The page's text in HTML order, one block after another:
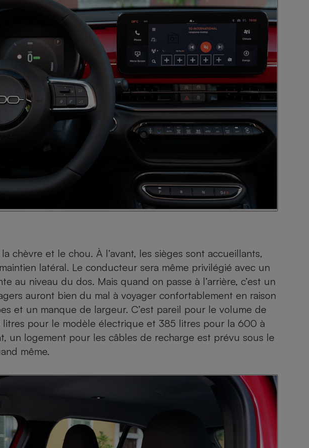
chèvre et le chou. À l’avant, les sièges sont accueillants,
latéral. Le conducteur sera même privilégié avec un
au niveau du dos. Mais quand on passe à l’arrière, c’est un
auront bien du mal à voyager confortablement en raison
et un manque de largeur. C’est pareil pour le volume de
pour le modèle électrique et 385 litres pour la 600 à
un logement pour les câbles de recharge est prévu sous le
même.